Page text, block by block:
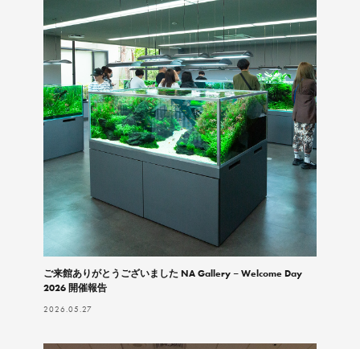
ご来館ありがとうございました NA Gallery – Welcome Day
2026 開催報告
2026.05.27